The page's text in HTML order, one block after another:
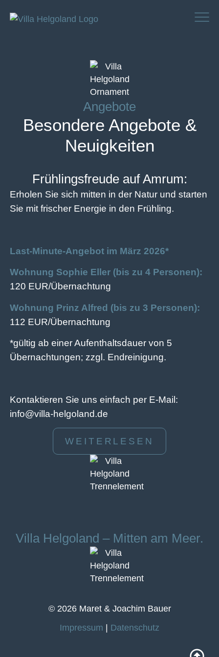
Angebote
Besondere Angebote &
Neuigkeiten
Frühlingsfreude auf Amrum:
Erholen Sie sich mitten in der Natur und starten
Sie mit frischer Energie in den Frühling.
Last-Minute-Angebot im März 2026*
Wohnung Sophie Eller (bis zu 4 Personen):
120 EUR/Übernachtung
Wohnung Prinz Alfred (bis zu 3 Personen):
112 EUR/Übernachtung
*gültig ab einer Aufenthaltsdauer von 5
Übernachtungen; zzgl. Endreinigung.
Kontaktieren Sie uns einfach per E-Mail:
info@villa-helgoland.de
WEITERLESEN
Villa Helgoland – Mitten am Meer.
© 2026 Maret & Joachim Bauer
Impressum
Datenschutz